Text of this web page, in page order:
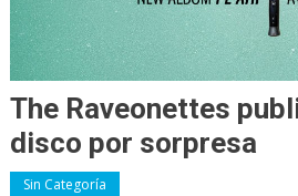
The Raveonettes
disco por sorpresa
Sin Categoría